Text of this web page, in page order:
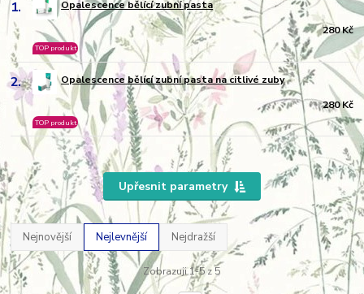
1. Opalescence bělící zubní pasta
TOP produkt
280 Kč
2. Opalescence bělící zubní pasta na citlivé zuby
TOP produkt
280 Kč
Upřesnit parametry
Nejnovější Nejlevnější Nejdražší
Zobrazuji 1-5 z 5